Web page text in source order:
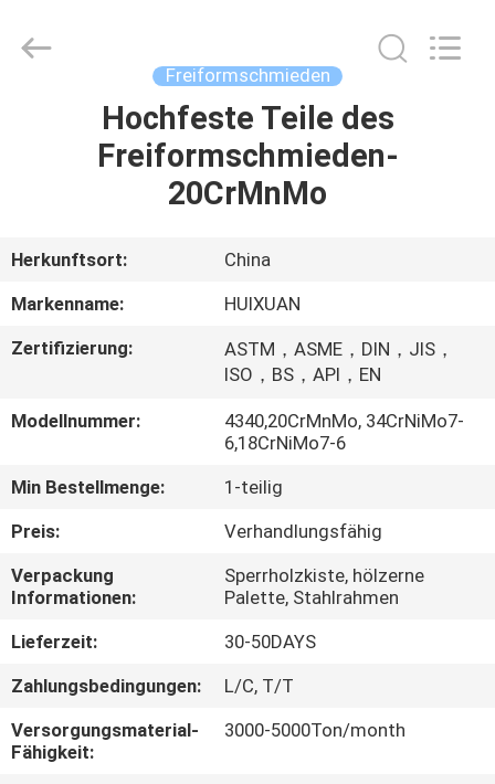
VIDEOS
UNS
FABRIK-
AUSFLUG
QUALITÄTSKONTROLLE
SITEMAP
PRIVACY
POLICY
ENERGY
EQUIPMENT
Freiformschmieden
Hochfeste Teile des
Freiformschmieden-
20CrMnMo
Herkunftsort:
China
Markenname:
HUIXUAN
Zertifizierung:
ASTM，ASME，DIN，JIS，
ISO，BS，API，EN
Modellnummer:
4340,20CrMnMo, 34CrNiMo7-
6,18CrNiMo7-6
Min Bestellmenge:
1-teilig
Preis:
Verhandlungsfähig
Verpackung
Informationen:
Sperrholzkiste, hölzerne
Palette, Stahlrahmen
Lieferzeit:
30-50DAYS
Zahlungsbedingungen:
L/C, T/T
Versorgungsmaterial-
Fähigkeit:
3000-5000Ton/month